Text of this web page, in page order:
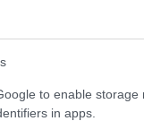
to enable
in apps.